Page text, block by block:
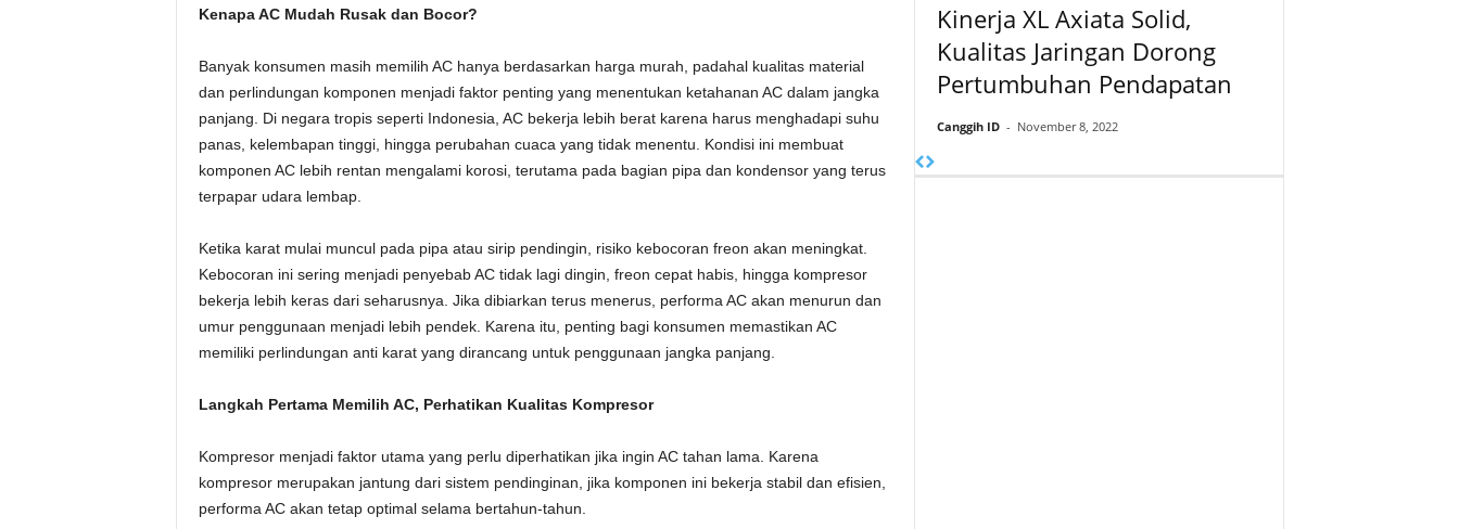
Kenapa AC Mudah Rusak dan Bocor?
Banyak konsumen masih memilih AC hanya berdasarkan harga murah, padahal kualitas material
dan perlindungan komponen menjadi faktor penting yang menentukan ketahanan AC dalam jangka
panjang. Di negara tropis seperti Indonesia, AC bekerja lebih berat karena harus menghadapi suhu
panas, kelembapan tinggi, hingga perubahan cuaca yang tidak menentu. Kondisi ini membuat
komponen AC lebih rentan mengalami korosi, terutama pada bagian pipa dan kondensor yang terus
terpapar udara lembap.
Ketika karat mulai muncul pada pipa atau sirip pendingin, risiko kebocoran freon akan meningkat.
Kebocoran ini sering menjadi penyebab AC tidak lagi dingin, freon cepat habis, hingga kompresor
bekerja lebih keras dari seharusnya. Jika dibiarkan terus menerus, performa AC akan menurun dan
umur penggunaan menjadi lebih pendek. Karena itu, penting bagi konsumen memastikan AC
memiliki perlindungan anti karat yang dirancang untuk penggunaan jangka panjang.
Langkah Pertama Memilih AC, Perhatikan Kualitas Kompresor
Kompresor menjadi faktor utama yang perlu diperhatikan jika ingin AC tahan lama. Karena
kompresor merupakan jantung dari sistem pendinginan, jika komponen ini bekerja stabil dan efisien,
performa AC akan tetap optimal selama bertahun-tahun.
Kinerja XL Axiata Solid,
Kualitas Jaringan Dorong
Pertumbuhan Pendapatan
Canggih ID - November 8, 2022